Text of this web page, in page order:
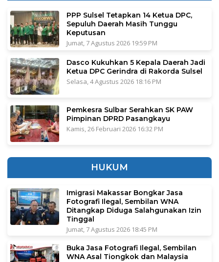
PPP Sulsel Tetapkan 14 Ketua DPC,
Sepuluh Daerah Masih Tunggu
Keputusan
Jumat, 7 Agustus 2026 19:59 PM
Dasco Kukuhkan 5 Kepala Daerah Jadi
Ketua DPC Gerindra di Rakorda Sulsel
Selasa, 4 Agustus 2026 18:16 PM
Pemkesra Sulbar Serahkan SK PAW
Pimpinan DPRD Pasangkayu
Kamis, 26 Februari 2026 16:32 PM
HUKUM
Imigrasi Makassar Bongkar Jasa
Fotografi Ilegal, Sembilan WNA
Ditangkap Diduga Salahgunakan Izin
Tinggal
Jumat, 7 Agustus 2026 18:45 PM
Buka Jasa Fotografi Ilegal, Sembilan
WNA Asal Tiongkok dan Malaysia